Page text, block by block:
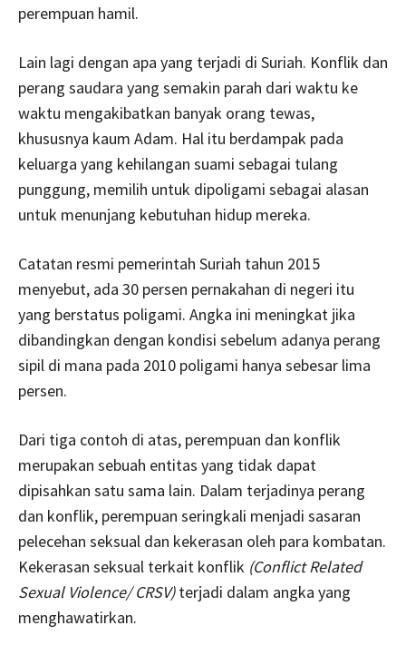
perempuan hamil.
Lain lagi dengan apa yang terjadi di Suriah. Konflik dan
perang saudara yang semakin parah dari waktu ke
waktu mengakibatkan banyak orang tewas,
khususnya kaum Adam. Hal itu berdampak pada
keluarga yang kehilangan suami sebagai tulang
punggung, memilih untuk dipoligami sebagai alasan
untuk menunjang kebutuhan hidup mereka.
Catatan resmi pemerintah Suriah tahun 2015
menyebut, ada 30 persen pernakahan di negeri itu
yang berstatus poligami. Angka ini meningkat jika
dibandingkan dengan kondisi sebelum adanya perang
sipil di mana pada 2010 poligami hanya sebesar lima
persen.
Dari tiga contoh di atas, perempuan dan konflik
merupakan sebuah entitas yang tidak dapat
dipisahkan satu sama lain. Dalam terjadinya perang
dan konflik, perempuan seringkali menjadi sasaran
pelecehan seksual dan kekerasan oleh para kombatan.
Kekerasan seksual terkait konflik (Conflict Related
Sexual Violence/ CRSV)terjadi dalam angka yang
menghawatirkan.